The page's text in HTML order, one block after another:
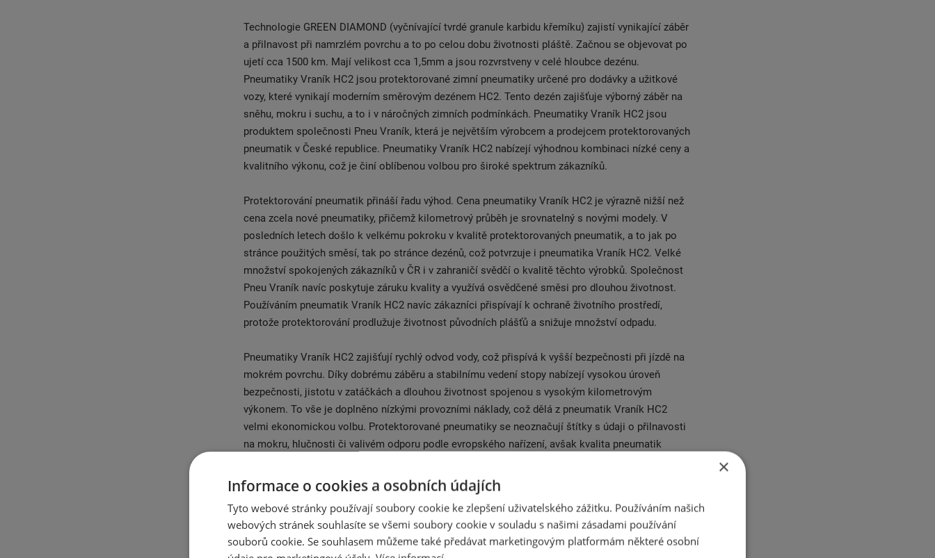
Technologie GREEN DIAMOND (vyčnívající tvrdé granule karbidu křemíku) zajistí vynikající záběr
a přilnavost při namrzlém povrchu a to po celou dobu životnosti pláště. Začnou se objevovat po
ujetí cca 1500 km. Mají velikost cca 1,5mm a jsou rozvrstveny v celé hloubce dezénu.
Pneumatiky Vraník HC2 jsou protektorované zimní pneumatiky určené pro dodávky a užitkové
vozy, které vynikají moderním směrovým dezénem HC2. Tento dezén zajišťuje výborný záběr na
sněhu, mokru i suchu, a to i v náročných zimních podmínkách. Pneumatiky Vraník HC2 jsou
produktem společnosti Pneu Vraník, která je největším výrobcem a prodejcem protektorovaných
pneumatik v České republice. Pneumatiky Vraník HC2 nabízejí výhodnou kombinaci nízké ceny a
kvalitního výkonu, což je činí oblíbenou volbou pro široké spektrum zákazníků.
Protektorování pneumatik přináší řadu výhod. Cena pneumatiky Vraník HC2 je výrazně nižší než
cena zcela nové pneumatiky, přičemž kilometrový průběh je srovnatelný s novými modely. V
posledních letech došlo k velkému pokroku v kvalitě protektorovaných pneumatik, a to jak po
stránce použitých směsí, tak po stránce dezénů, což potvrzuje i pneumatika Vraník HC2. Velké
množství spokojených zákazníků v ČR i v zahraničí svědčí o kvalitě těchto výrobků. Společnost
Pneu Vraník navíc poskytuje záruku kvality a využívá osvědčené směsi pro dlouhou životnost.
Používáním pneumatik Vraník HC2 navíc zákazníci přispívají k ochraně životního prostředí,
protože protektorování prodlužuje životnost původních plášťů a snižuje množství odpadu.
Pneumatiky Vraník HC2 zajišťují rychlý odvod vody, což přispívá k vyšší bezpečnosti při jízdě na
mokrém povrchu. Díky dobrému záběru a stabilnímu vedení stopy nabízejí vysokou úroveň
bezpečnosti, jistotu v zatáčkách a dlouhou životnost spojenou s vysokým kilometrovým
výkonem. To vše je doplněno nízkými provozními náklady, což dělá z pneumatik Vraník HC2
velmi ekonomickou volbu. Protektorované pneumatiky se neoznačují štítky s údaji o přilnavosti
na mokru, hlučnosti či valivém odporu podle evropského nařízení, avšak kvalita pneumatik
standardních nových pneumatik. Pneumatiky Vraník HC2 jsou tak vhodnou volbou pro řidiče,
kteří chtějí spojit bezpečnost, spolehlivost a úsporu financí.
V roce 1998 byla postavena ve Slušovicích-Nových Dvorech firma na protektorování pneu.
Původním sortimentem byly protektory na osobní a dodávková vozidla. Vzhledem k vývoji na
×
Informace o cookies a osobních údajích
Tyto webové stránky používají soubory cookie ke zlepšení uživatelského zážitku. Používáním našich
webových stránek souhlasíte se všemi soubory cookie v souladu s našimi zásadami používání
souborů cookie. Se souhlasem můžeme také předávat marketingovým platformám některé osobní